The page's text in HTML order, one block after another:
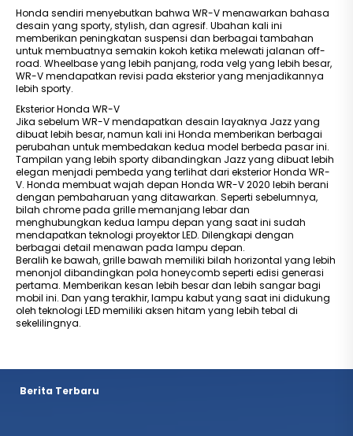
Honda sendiri menyebutkan bahwa WR-V menawarkan bahasa
desain yang sporty, stylish, dan agresif. Ubahan kali ini
memberikan peningkatan suspensi dan berbagai tambahan
untuk membuatnya semakin kokoh ketika melewati jalanan off-
road. Wheelbase yang lebih panjang, roda velg yang lebih besar,
WR-V mendapatkan revisi pada eksterior yang menjadikannya
lebih sporty.
Eksterior Honda WR-V
Jika sebelum WR-V mendapatkan desain layaknya Jazz yang
dibuat lebih besar, namun kali ini Honda memberikan berbagai
perubahan untuk membedakan kedua model berbeda pasar ini.
Tampilan yang lebih sporty dibandingkan Jazz yang dibuat lebih
elegan menjadi pembeda yang terlihat dari eksterior Honda WR-
V. Honda membuat wajah depan Honda WR-V 2020 lebih berani
dengan pembaharuan yang ditawarkan. Seperti sebelumnya,
bilah chrome pada grille memanjang lebar dan
menghubungkan kedua lampu depan yang saat ini sudah
mendapatkan teknologi proyektor LED. Dilengkapi dengan
berbagai detail menawan pada lampu depan.
Beralih ke bawah, grille bawah memiliki bilah horizontal yang lebih
menonjol dibandingkan pola honeycomb seperti edisi generasi
pertama. Memberikan kesan lebih besar dan lebih sangar bagi
mobil ini. Dan yang terakhir, lampu kabut yang saat ini didukung
oleh teknologi LED memiliki aksen hitam yang lebih tebal di
sekelilingnya.
Berita Terbaru